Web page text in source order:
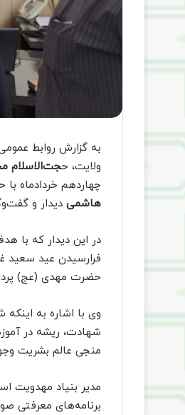
به گزارش روابط
ولایت، حجت‌الاسلام
چهاردهم خردادماه
هاشمی دیدار و
در این دیدار که با
فرارسیدن عید سعید
حضرت مهدی (عج)
وی با اشاره به
شهادت، ریشه در
منجی عالم بشریت
مدیر بنیاد مهدویت
برنامه‌های معرفتی